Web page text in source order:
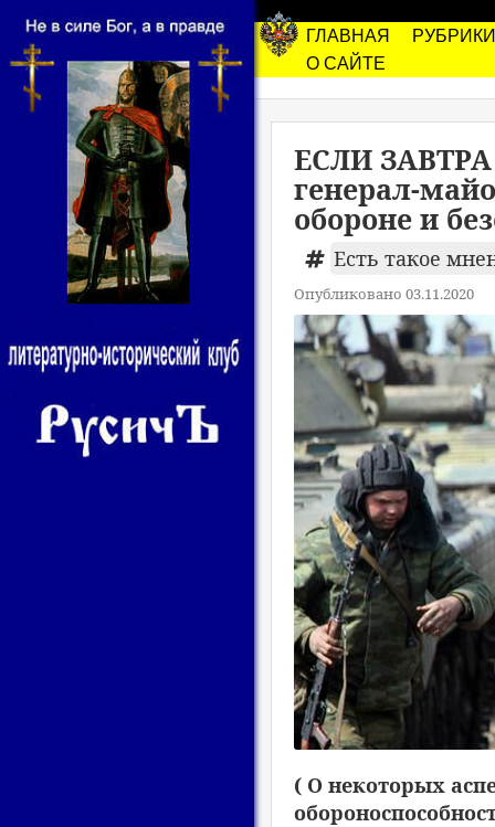
ГЛАВНАЯ
РУБРИКИ
О САЙТЕ
ЕСЛИ
генерал-
обороне и
Есть такое
Опубликовано 03.11.2020
( О некоторых